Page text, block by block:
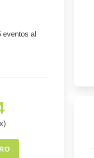
eventos al